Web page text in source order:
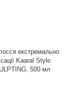
екстремально
Kaaral Style
500 мл